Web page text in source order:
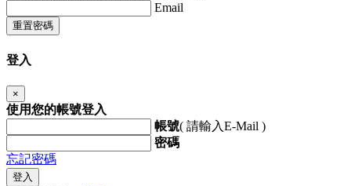
Email
重置密碼
登入
×
使用您的帳號登入
帳號( 請輸入E-Mail )
密碼
忘記密碼
登入